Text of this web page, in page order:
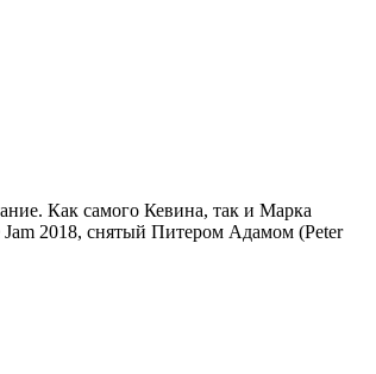
Как самого Кевина, так и Марка
2018, снятый Питером Адамом (Peter